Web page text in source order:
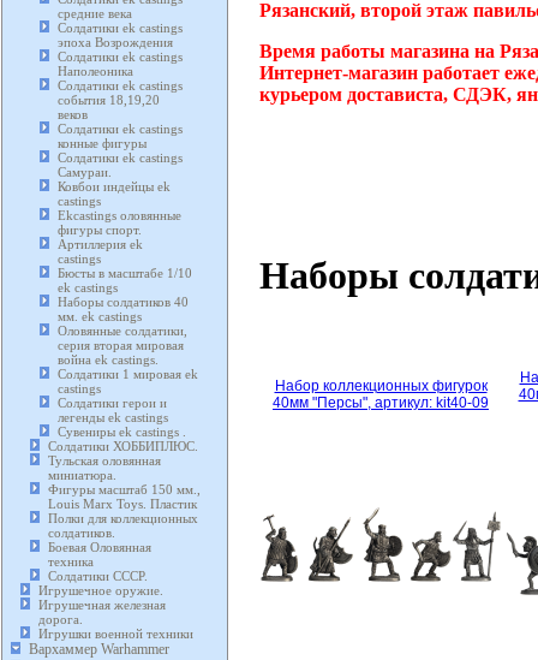
средние века
Солдатики ek castings
эпоха Возрождения
Солдатики ek castings
Наполеоника
Солдатики ek castings
события 18,19,20
веков
Солдатики ek castings
конные фигуры
Солдатики ek castings
Самураи.
Ковбои индейцы ek
castings
Ekcastings оловянные
фигуры спорт.
Артиллерия ek
castings
Бюсты в масштабе 1/10
ek castings
Наборы солдатиков 40
мм. ek castings
Оловянные солдатики,
серия вторая мировая
война ek castings.
Солдатики 1 мировая ek
castings
Солдатики герои и
легенды ek castings
Сувениры ek castings .
Солдатики ХОББИПЛЮС.
Тульская оловянная
миниатюра.
Фигуры масштаб 150 мм.,
Louis Marx Toys. Пластик
Полки для коллекционных
солдатиков.
Боевая Оловянная
техника
Солдатики СССР.
Игрушечное оружие.
Игрушечная железная
дорога.
Игрушки военной техники
Вархаммер Warhammer
Рязанский, второй этаж
Время работы магазина на
Интернет-магазин работает
курьером достависта, СДЭК,
Наборы
Набор коллекционных фигурок
40мм "Персы", артикул: kit40-09